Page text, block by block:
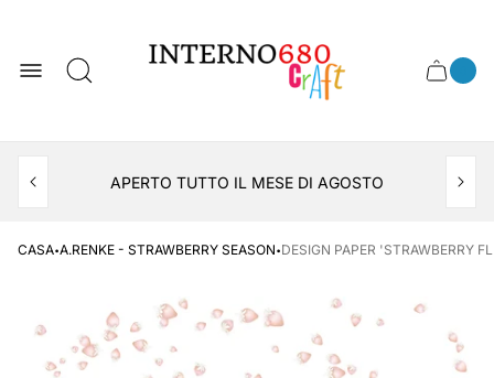
del
negozio
Cassetto
APERTO TUTTO IL MESE DI AGOSTO
CASA·A.RENKE - STRAWBERRY SEASON·DESIGN PAPER 'STRAWBERRY